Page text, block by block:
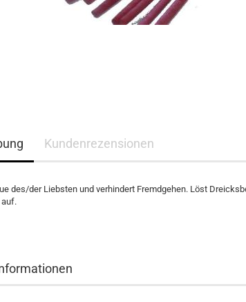
Kundenrezensionen
des/der Liebsten und verhindert Fremdgehen. Löst
auf.